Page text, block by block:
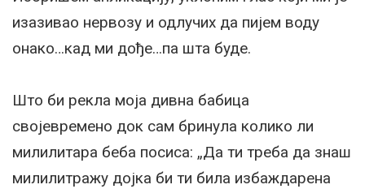
изазивао нервозу и одлучих да пијем воду
онако…кад ми дође…па шта буде.
Што би рекла моја дивна бабица
својевремено док сам бринула колико ли
милилитара беба посиса: „Да ти треба да знаш
милилитражу дојка би ти била избаждарена